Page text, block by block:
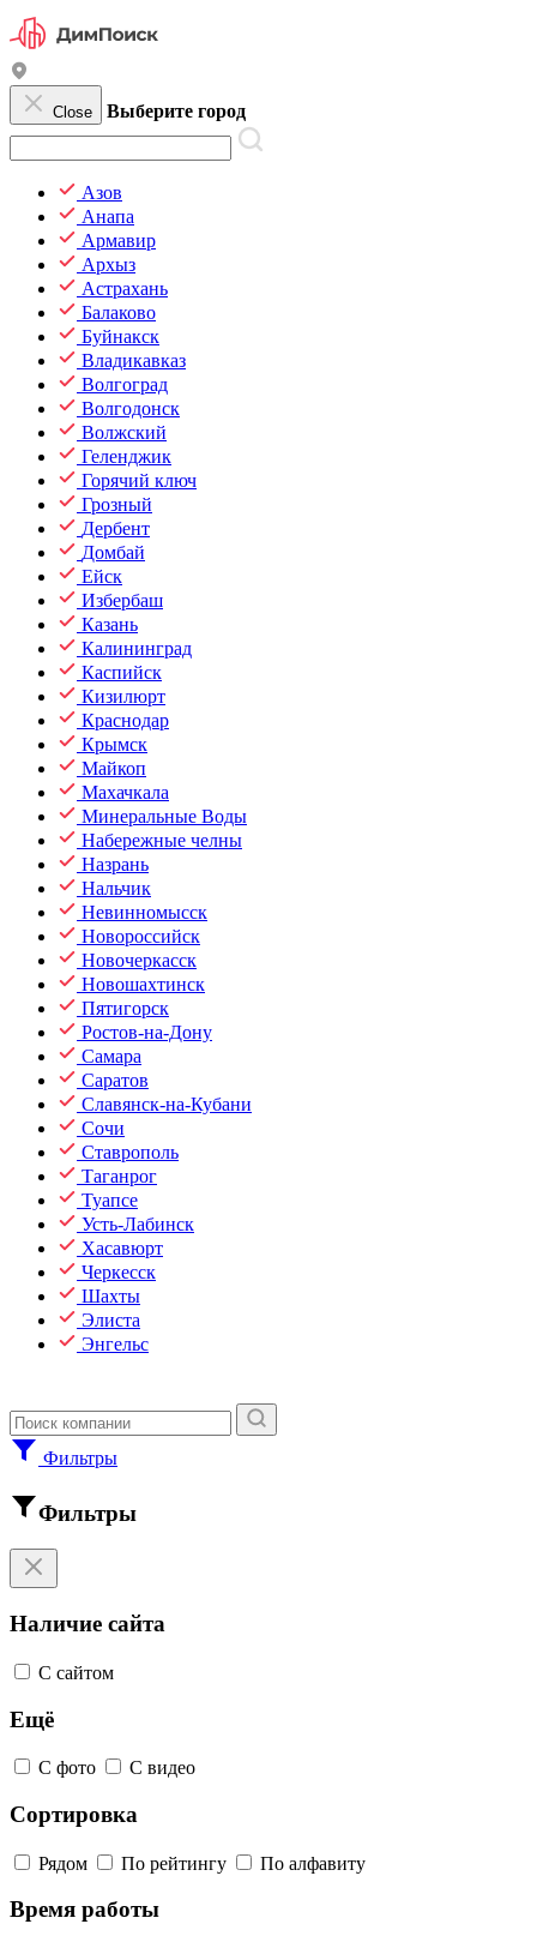
Close Выберите город
Азов
Анапа
Армавир
Архыз
Астрахань
Балаково
Буйнакск
Владикавказ
Волгоград
Волгодонск
Волжский
Геленджик
Горячий ключ
Грозный
Дербент
Домбай
Ейск
Избербаш
Казань
Калининград
Каспийск
Кизилюрт
Краснодар
Крымск
Майкоп
Махачкала
Минеральные Воды
Набережные челны
Назрань
Нальчик
Невинномысск
Новороссийск
Новочеркасск
Новошахтинск
Пятигорск
Ростов-на-Дону
Самара
Саратов
Славянск-на-Кубани
Сочи
Ставрополь
Таганрог
Туапсе
Усть-Лабинск
Хасавюрт
Черкесск
Шахты
Элиста
Энгельс
Фильтры
Фильтры
Наличие сайта
С сайтом
Ещё
С фото С видео
Сортировка
Рядом По рейтингу По алфавиту
Время работы